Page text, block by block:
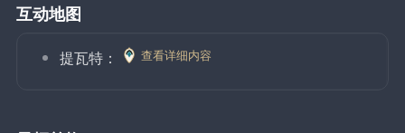
互动地图
提瓦特： 查看详细内容